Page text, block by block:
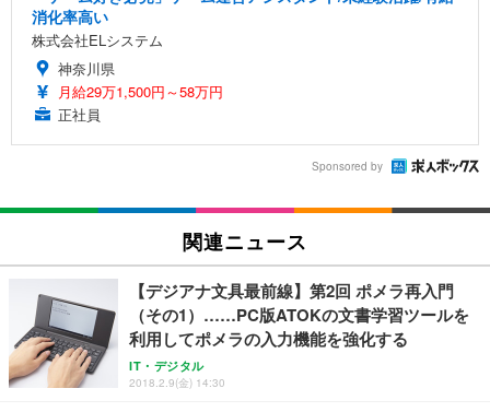
消化率高い
株式会社ELシステム
神奈川県
月給29万1,500円～58万円
正社員
Sponsored by
関連ニュース
【デジアナ文具最前線】第2回 ポメラ再入門
（その1）……PC版ATOKの文書学習ツールを
利用してポメラの入力機能を強化する
IT・デジタル
2018.2.9(金) 14:30